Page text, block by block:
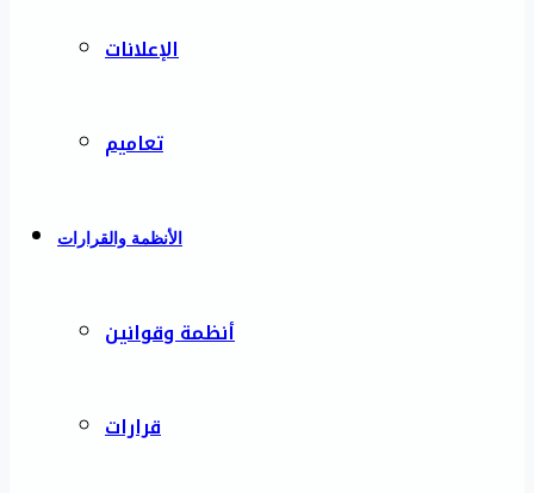
الإعلانات
تعاميم
الأنظمة والقرارات
أنظمة وقوانين
قرارات